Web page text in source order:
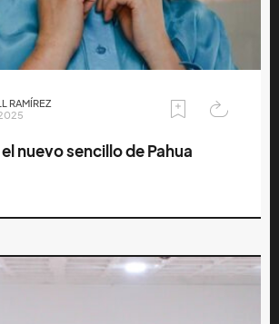
RAMÍREZ
nuevo sencillo de Pahua